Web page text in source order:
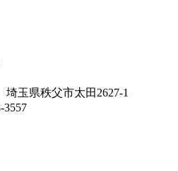
埼玉県秩父市太田2627-1
3557